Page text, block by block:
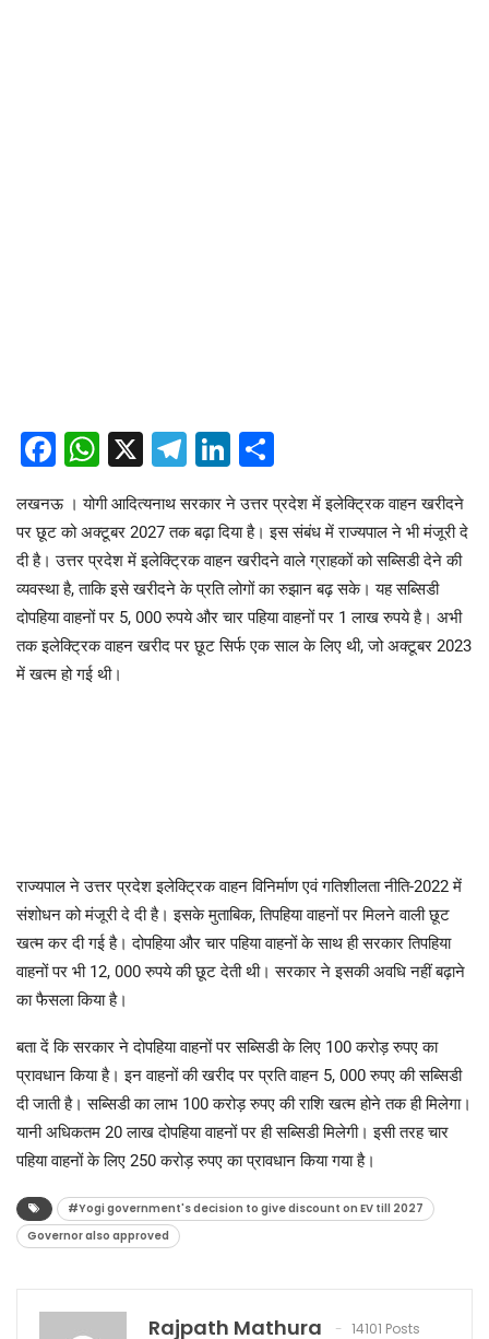
Facebook
WhatsApp
X Telegram
LinkedIn
लखनऊ । योगी आदित्यनाथ सरकार ने उत्तर प्रदेश में इलेक्ट्रिक वाहन खरीदने
पर छूट को अक्टूबर 2027 तक बढ़ा दिया है। इस संबंध में राज्यपाल ने भी मंजूरी दे
दी है। उत्तर प्रदेश में इलेक्ट्रिक वाहन खरीदने वाले ग्राहकों को सब्सिडी देने की
व्यवस्था है, ताकि इसे खरीदने के प्रति लोगों का रुझान बढ़ सके। यह सब्सिडी
दोपहिया वाहनों पर 5, 000 रुपये और चार पहिया वाहनों पर 1 लाख रुपये है। अभी
तक इलेक्ट्रिक वाहन खरीद पर छूट सिर्फ एक साल के लिए थी, जो अक्टूबर 2023
में खत्म हो गई थी।
राज्यपाल ने उत्तर प्रदेश इलेक्ट्रिक वाहन विनिर्माण एवं गतिशीलता नीति-2022 में
संशोधन को मंजूरी दे दी है। इसके मुताबिक, तिपहिया वाहनों पर मिलने वाली छूट
खत्म कर दी गई है। दोपहिया और चार पहिया वाहनों के साथ ही सरकार तिपहिया
वाहनों पर भी 12, 000 रुपये की छूट देती थी। सरकार ने इसकी अवधि नहीं बढ़ाने
का फैसला किया है।
बता दें कि सरकार ने दोपहिया वाहनों पर सब्सिडी के लिए 100 करोड़ रुपए का
प्रावधान किया है। इन वाहनों की खरीद पर प्रति वाहन 5, 000 रुपए की सब्सिडी
दी जाती है। सब्सिडी का लाभ 100 करोड़ रुपए की राशि खत्म होने तक ही मिलेगा।
यानी अधिकतम 20 लाख दोपहिया वाहनों पर ही सब्सिडी मिलेगी। इसी तरह चार
पहिया वाहनों के लिए 250 करोड़ रुपए का प्रावधान किया गया है।
#Yogi government's decision to give discount on EV till 2027
Governor also approved
Rajpath Mathura 14101 Posts